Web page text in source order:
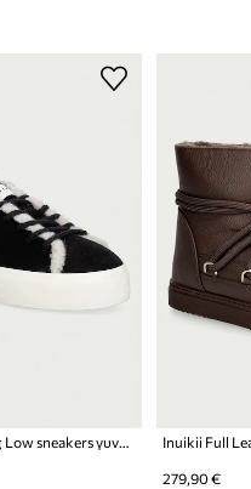
Inuikii Shearling Low sneakers γυναικεία σουέτ
279,90 €